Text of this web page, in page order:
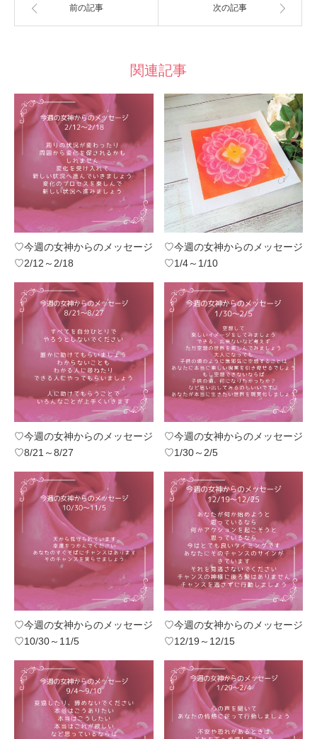
前の記事 次の記事
関連記事
♡今週の女神からのメッセージ
♡2/12～2/18
♡今週の女神からのメッセージ
♡1/4～1/10
♡今週の女神からのメッセージ
♡8/21～8/27
♡今週の女神からのメッセージ
♡1/30～2/5
♡今週の女神からのメッセージ
♡10/30～11/5
♡今週の女神からのメッセージ
♡12/19～12/15